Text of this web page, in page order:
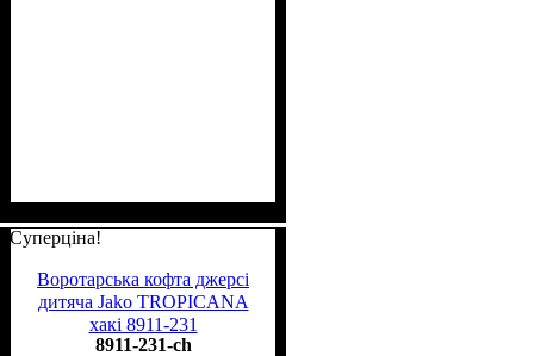
Суперціна!
Воротарська кофта джерсі
дитяча Jako TROPICANA
хакі 8911-231
8911-231-ch